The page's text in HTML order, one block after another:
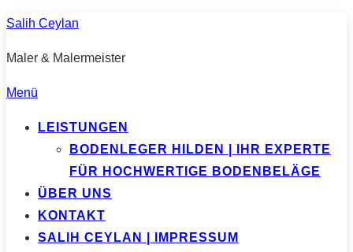
Zum
springen
Salih Ceylan
Maler & Malermeister
Menü
LEISTUNGEN
BODENLEGER HILDEN | IHR EXPERTE
FÜR HOCHWERTIGE BODENBELÄGE
ÜBER UNS
KONTAKT
SALIH CEYLAN | IMPRESSUM